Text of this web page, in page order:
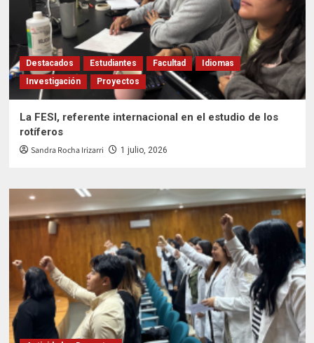
Destacados Estudiantes Facultad
Idiomas
Investigación
Proyectos
La FESI, referente internacional en el estudio de los
rotíferos
Sandra Rocha Irizarri 1 julio, 2026